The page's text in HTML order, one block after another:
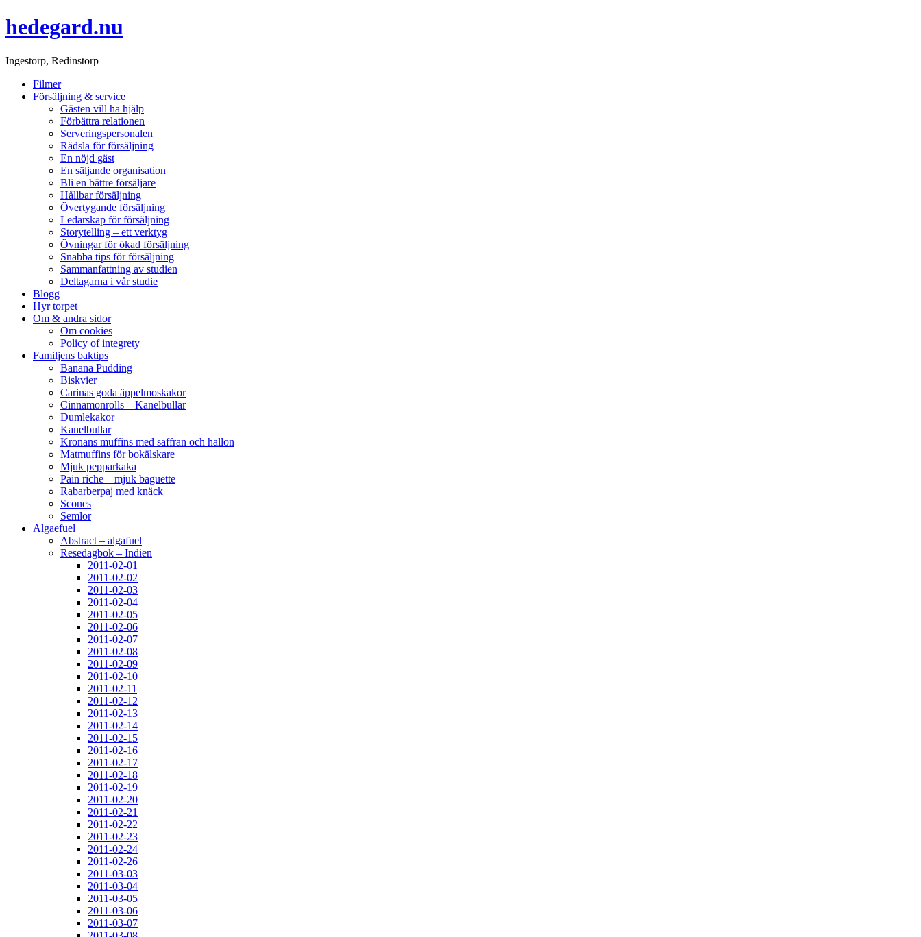
hedegard.nu
Ingestorp, Redinstorp
Filmer
Försäljning & service
Gästen vill ha hjälp
Förbättra relationen
Serveringspersonalen
Rädsla för försäljning
En nöjd gäst
En säljande organisation
Bli en bättre försäljare
Hållbar försäljning
Övertygande försäljning
Ledarskap för försäljning
Storytelling – ett verktyg
Övningar för ökad försäljning
Snabba tips för försäljning
Sammanfattning av studien
Deltagarna i vår studie
Blogg
Hyr torpet
Om & andra sidor
Om cookies
Policy of integrety
Familjens baktips
Banana Pudding
Biskvier
Carinas goda äppelmoskakor
Cinnamonrolls – Kanelbullar
Dumlekakor
Kanelbullar
Kronans muffins med saffran och hallon
Matmuffins för bokälskare
Mjuk pepparkaka
Pain riche – mjuk baguette
Rabarberpaj med knäck
Scones
Semlor
Algaefuel
Abstract – algafuel
Resedagbok – Indien
2011-02-01
2011-02-02
2011-02-03
2011-02-04
2011-02-05
2011-02-06
2011-02-07
2011-02-08
2011-02-09
2011-02-10
2011-02-11
2011-02-12
2011-02-13
2011-02-14
2011-02-15
2011-02-16
2011-02-17
2011-02-18
2011-02-19
2011-02-20
2011-02-21
2011-02-22
2011-02-23
2011-02-24
2011-02-26
2011-03-03
2011-03-04
2011-03-05
2011-03-06
2011-03-07